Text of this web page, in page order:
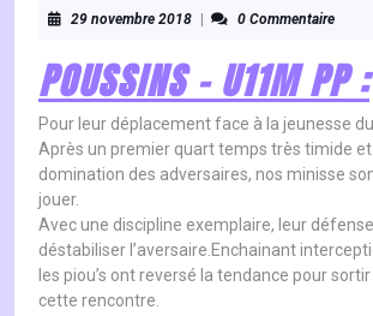
29 novembre 201829
0 Commentaire
POUSSINS – U11M PP :
Pour leur déplacement face à la jeunesse
Après un premier quart temps très timide
domination des adversaires, nos minisse
jouer.
Avec une discipline exemplaire, leur
déstabiliser l’aversaire.Enchainant
les piou’s ont reversé la tendance pour
cette rencontre.